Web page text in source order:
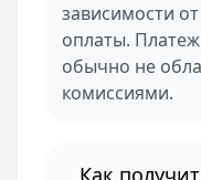
зависимости
оплаты.
обычно не
комиссиями.
Как